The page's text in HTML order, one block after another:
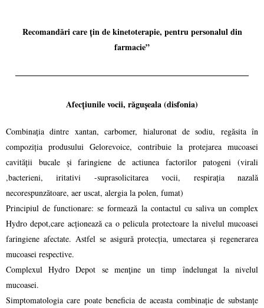
Recomandări care țin de kinetoterapie, pentru personalul din
farmacie”
Afecțiunile vocii, răgușeala (disfonia)
Combinația dintre xantan, carbomer, hialuronat de sodiu, regăsita în
compoziția produsului Gelorevoice, contribuie la protejarea mucoasei
cavității bucale și faringiene de actiunea factorilor patogeni (virali
,bacterieni, iritativi -suprasolicitarea vocii, respirația nazală
necorespunzătoare, aer uscat, alergia la polen, fumat)
Principiul de functionare: se formează la contactul cu saliva un complex
Hydro depot,care acționează ca o pelicula protectoare la nivelul mucoasei
faringiene afectate. Astfel se asigură protecția, umectarea și regenerarea
mucoasei respective.
Complexul Hydro Depot se menţine un timp îndelungat la nivelul
mucoasei.
Simptomatologia care poate beneficia de aceasta combinație de substanțe